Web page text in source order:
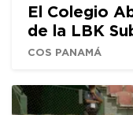
El Colegio
de la LBK
COS PANAMÁ